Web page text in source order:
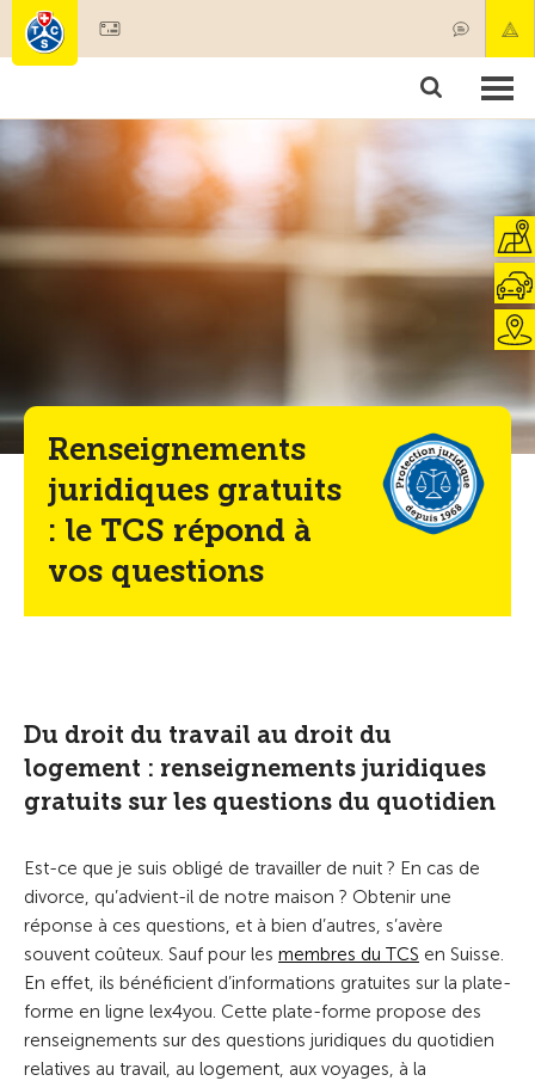
Membres & prestations
Tests, sécurité & santé
Renseignements
juridiques gratuits
: le TCS répond à
vos questions
Du droit du travail au droit du
logement : renseignements juridiques
gratuits sur les questions du quotidien
Est-ce que je suis obligé de travailler de nuit ? En cas de
divorce, qu’advient-il de notre maison ? Obtenir une
réponse à ces questions, et à bien d’autres, s’avère
souvent coûteux. Sauf pour les membres du TCS en Suisse.
En effet, ils bénéficient d’informations gratuites sur la plate-
forme en ligne lex4you. Cette plate-forme propose des
renseignements sur des questions juridiques du quotidien
relatives au travail, au logement, aux voyages, à la